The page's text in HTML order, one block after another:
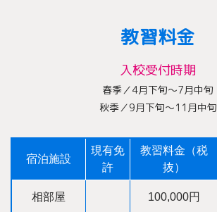
教習料金
入校受付時期
春季／4月下旬～7月中旬
秋季／9月下旬～11月中旬
宿泊施設
現有免
許
教習料金（税
抜）
相部屋 100,000円